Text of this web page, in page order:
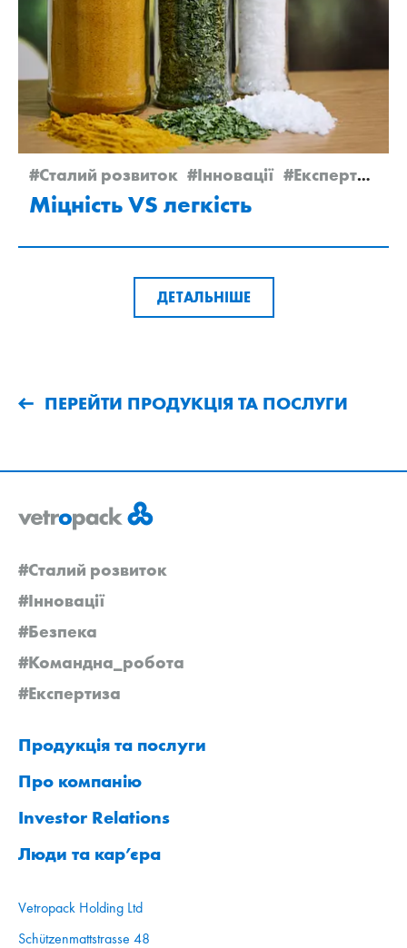
#Сталий розвиток #Інновації #Експертиза
Міцність VS легкість
ДЕТАЛЬНІШЕ
ПЕРЕЙТИ ПРОДУКЦІЯ ТА ПОСЛУГИ
#Сталий розвиток
#Інновації
#Безпека
#Командна_робота
#Експертиза
Продукція та послуги
Про компанію
Investor Relations
Люди та кар’єра
Vetropack Holding Ltd
Schützenmattstrasse 48